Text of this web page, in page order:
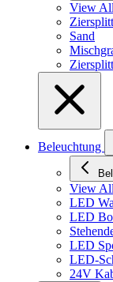
View All
Ziersplitt
Sand
Beleuchtung
View All
LED
LED
LED
LED-
24V